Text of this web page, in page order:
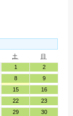
土
日
1
2
8
9
15
16
22
23
29
30